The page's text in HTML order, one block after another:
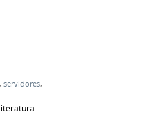
, servidores,